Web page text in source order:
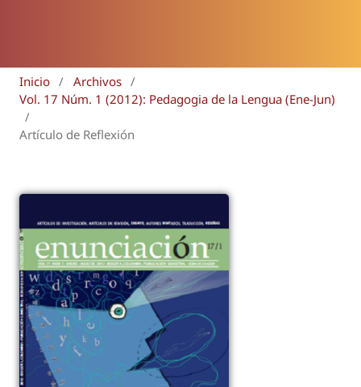
Inicio / Archivos /
Vol. 17 Núm. 1 (2012): Pedagogia de la Lengua (Ene-Jun)
/
Artículo de Reflexión